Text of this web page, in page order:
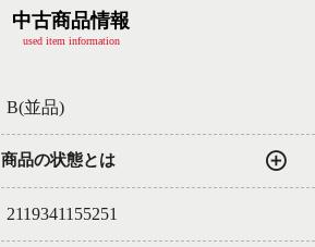
中古商品情報
used item information
B(並品)
商品の状態とは
2119341155251